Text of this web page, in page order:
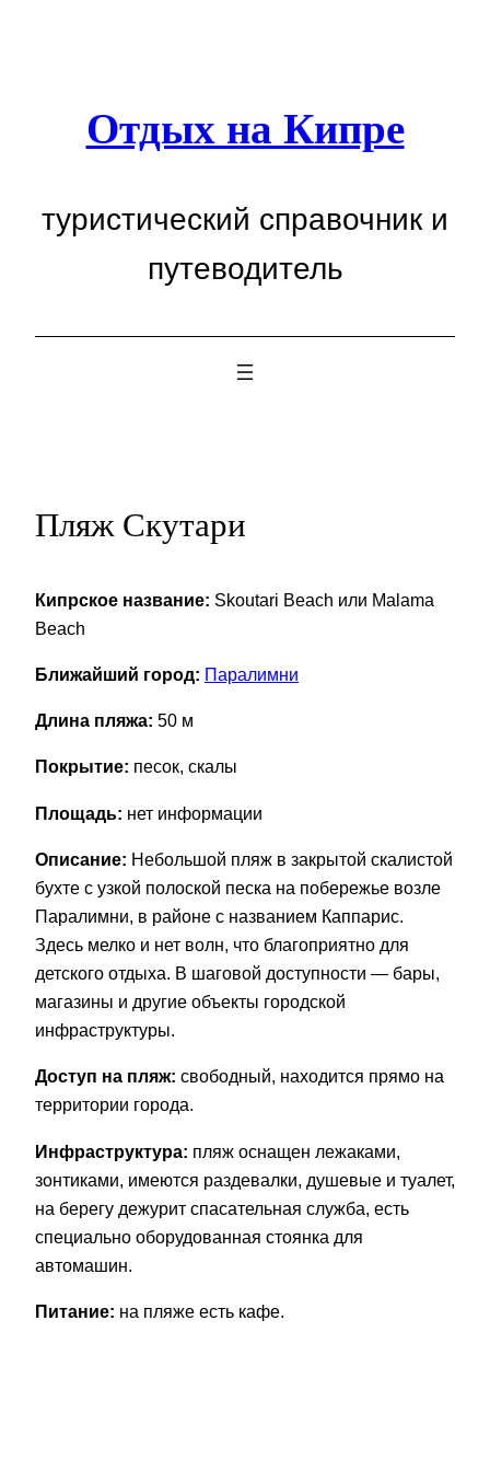
Отдых на Кипре
туристический справочник и
путеводитель
Пляж Скутари
Кипрское название: Skoutari Beach или Malama
Beach
Ближайший город: Паралимни
Длина пляжа: 50 м
Покрытие: песок, скалы
Площадь: нет информации
Описание: Небольшой пляж в закрытой скалистой
бухте с узкой полоской песка на побережье возле
Паралимни, в районе с названием Каппарис.
Здесь мелко и нет волн, что благоприятно для
детского отдыха. В шаговой доступности — бары,
магазины и другие объекты городской
инфраструктуры.
Доступ на пляж: свободный, находится прямо на
территории города.
Инфраструктура: пляж оснащен лежаками,
зонтиками, имеются раздевалки, душевые и туалет,
на берегу дежурит спасательная служба, есть
специально оборудованная стоянка для
автомашин.
Питание: на пляже есть кафе.